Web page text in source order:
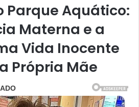
Parque Aquático:
Materna e a
Vida Inocente
Própria Mãe